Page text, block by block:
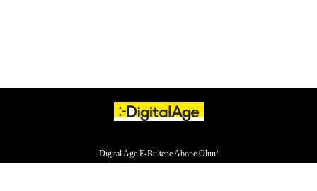
Digital Age E-Bültene Abone Olun!